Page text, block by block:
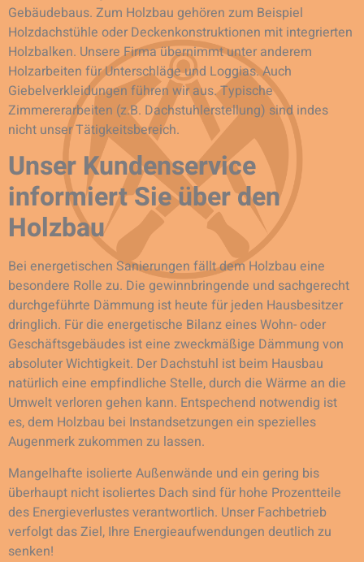
Gebäudebaus. Zum Holzbau gehören zum Beispiel
Holzdachstühle oder Deckenkonstruktionen mit integrierten
Holzbalken. Unsere Firma übernimmt unter anderem
Holzarbeiten für Unterschläge und Loggias. Auch
Giebelverkleidungen führen wir aus. Typische
Zimmererarbeiten (z.B. Dachstuhlerstellung) sind indes
nicht unser Tätigkeitsbereich.
Unser Kundenservice
informiert Sie über den
Holzbau
Bei energetischen Sanierungen fällt dem Holzbau eine
besondere Rolle zu. Die gewinnbringende und sachgerecht
durchgeführte Dämmung ist heute für jeden Hausbesitzer
dringlich. Für die energetische Bilanz eines Wohn- oder
Geschäftsgebäudes ist eine zweckmäßige Dämmung von
absoluter Wichtigkeit. Der Dachstuhl ist beim Hausbau
natürlich eine empfindliche Stelle, durch die Wärme an die
Umwelt verloren gehen kann. Entspechend notwendig ist
es, dem Holzbau bei Instandsetzungen ein spezielles
Augenmerk zukommen zu lassen.
Mangelhafte isolierte Außenwände und ein gering bis
überhaupt nicht isoliertes Dach sind für hohe Prozentteile
des Energieverlustes verantwortlich. Unser Fachbetrieb
verfolgt das Ziel, Ihre Energieaufwendungen deutlich zu
senken!